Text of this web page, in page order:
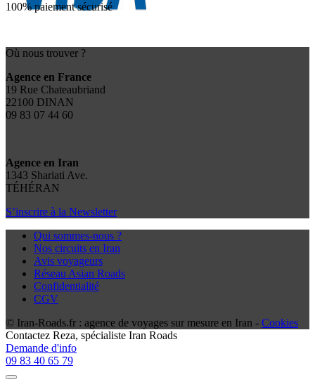
100% paiement sécurisé
Où nous trouver ?
Agence en France
19 Rue Chateaubriand
22100 DINAN
09 83 07 44 60
Agence en Iran
1343 Shariati Ave.
TÉHÉRAN
S’inscrire à la Newsletter
Qui sommes-nous ?
Nos circuits en Iran
Avis voyageurs
Réseau Asian Roads
Confidentialité
CGV
© Iran-Roads.fr : agence de voyages sur mesure en Iran - Cookies
Contactez Reza, spécialiste Iran Roads
Demande d'info
09 83 40 65 79